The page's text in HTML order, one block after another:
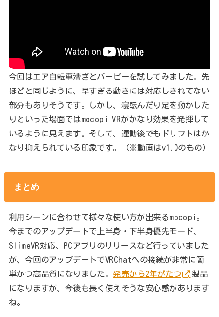
今回はエア自転車漕ぎとバーピーを試してみました。先
ほどと同じように、早すぎる動きには対応しきれてない
部分もありそうです。しかし、寝転んだり足を動かした
りといった場面ではmocopi VRがかなり効果を発揮して
いるように見えます。そして、運動後でもドリフトはか
なり抑えられている印象です。（※動画はv1.0のもの）
まとめ
利用シーンに合わせて様々な使い方が出来るmocopi。
今までのアップデートで上半身・下半身優先モード、
SlimeVR対応、PCアプリのリリースなど行っていました
が、今回のアップデートでVRChatへの接続が非常に簡
単かつ高品質になりました。発売から2年がたつ
製品
になりますが、今後も長く使えそうな安心感があります
ね。